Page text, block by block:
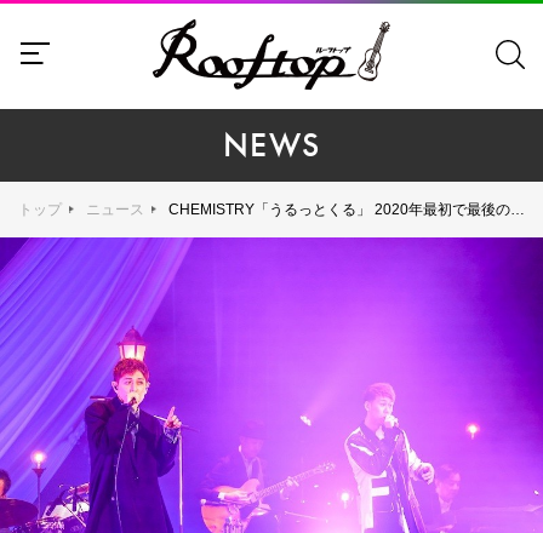
NEWS
トップ ニュース CHEMISTRY「うるっとくる」 2020年最初で最後の有観客ライブを開催！